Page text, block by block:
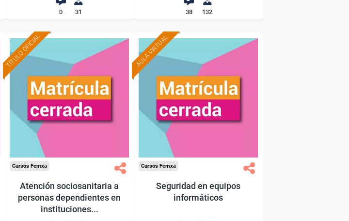
0 31 38 132
TÍTULO OFICIAL
Cursos Femxa
Atención sociosanitaria a
personas dependientes en
instituciones...
AULA VIRTUAL
Cursos Femxa
Seguridad en equipos
informáticos